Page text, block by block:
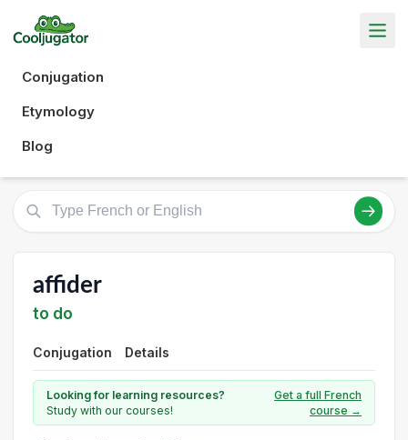
Conjugation
Etymology
Blog
affider
to do
Conjugation Details
Looking for learning resources?
Study with our courses!
Get a full French
course →